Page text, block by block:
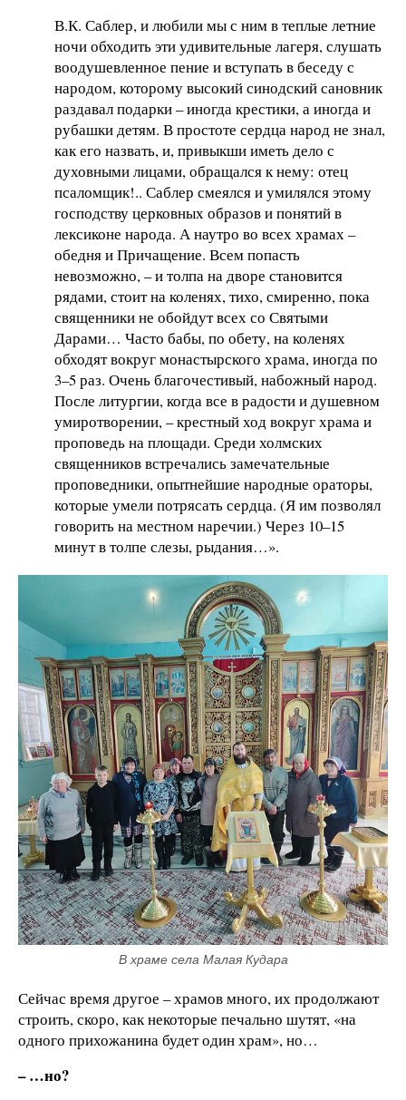
В.К. Саблер, и любили мы с ним в теплые летние
ночи обходить эти удивительные лагеря, слушать
воодушевленное пение и вступать в беседу с
народом, которому высокий синодский сановник
раздавал подарки – иногда крестики, а иногда и
рубашки детям. В простоте сердца народ не знал,
как его назвать, и, привыкши иметь дело с
духовными лицами, обращался к нему: отец
псаломщик!.. Саблер смеялся и умилялся этому
господству церковных образов и понятий в
лексиконе народа. А наутро во всех храмах –
обедня и Причащение. Всем попасть
невозможно, – и толпа на дворе становится
рядами, стоит на коленях, тихо, смиренно, пока
священники не обойдут всех со Святыми
Дарами… Часто бабы, по обету, на коленях
обходят вокруг монастырского храма, иногда по
3–5 раз. Очень благочестивый, набожный народ.
После литургии, когда все в радости и душевном
умиротворении, – крестный ход вокруг храма и
проповедь на площади. Среди холмских
священников встречались замечательные
проповедники, опытнейшие народные ораторы,
которые умели потрясать сердца. (Я им позволял
говорить на местном наречии.) Через 10–15
минут в толпе слезы, рыдания…».
В храме села Малая Кудара
Сейчас время другое – храмов много, их продолжают
строить, скоро, как некоторые печально шутят, «на
одного прихожанина будет один храм», но…
– …но?